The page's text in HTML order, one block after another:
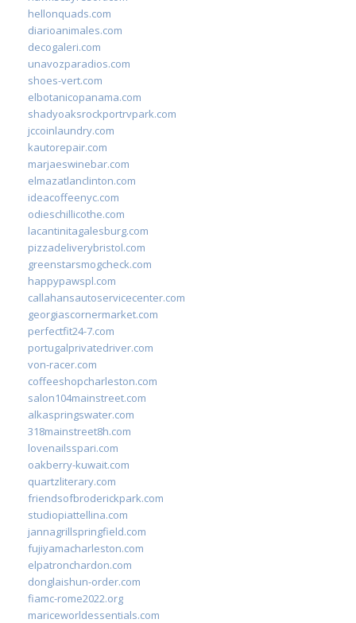
hellonquads.com
diarioanimales.com
decogaleri.com
unavozparadios.com
shoes-vert.com
elbotanicopanama.com
shadyoaksrockportrvpark.com
jccoinlaundry.com
kautorepair.com
marjaeswinebar.com
elmazatlanclinton.com
ideacoffeenyc.com
odieschillicothe.com
lacantinitagalesburg.com
pizzadeliverybristol.com
greenstarsmogcheck.com
happypawspl.com
callahansautoservicecenter.com
georgiascornermarket.com
perfectfit24-7.com
portugalprivatedriver.com
von-racer.com
coffeeshopcharleston.com
salon104mainstreet.com
alkaspringswater.com
318mainstreet8h.com
lovenailsspari.com
oakberry-kuwait.com
quartzliterary.com
friendsofbroderickpark.com
studiopiattellina.com
jannagrillspringfield.com
fujiyamacharleston.com
elpatronchardon.com
donglaishun-order.com
fiamc-rome2022.org
mariceworldessentials.com